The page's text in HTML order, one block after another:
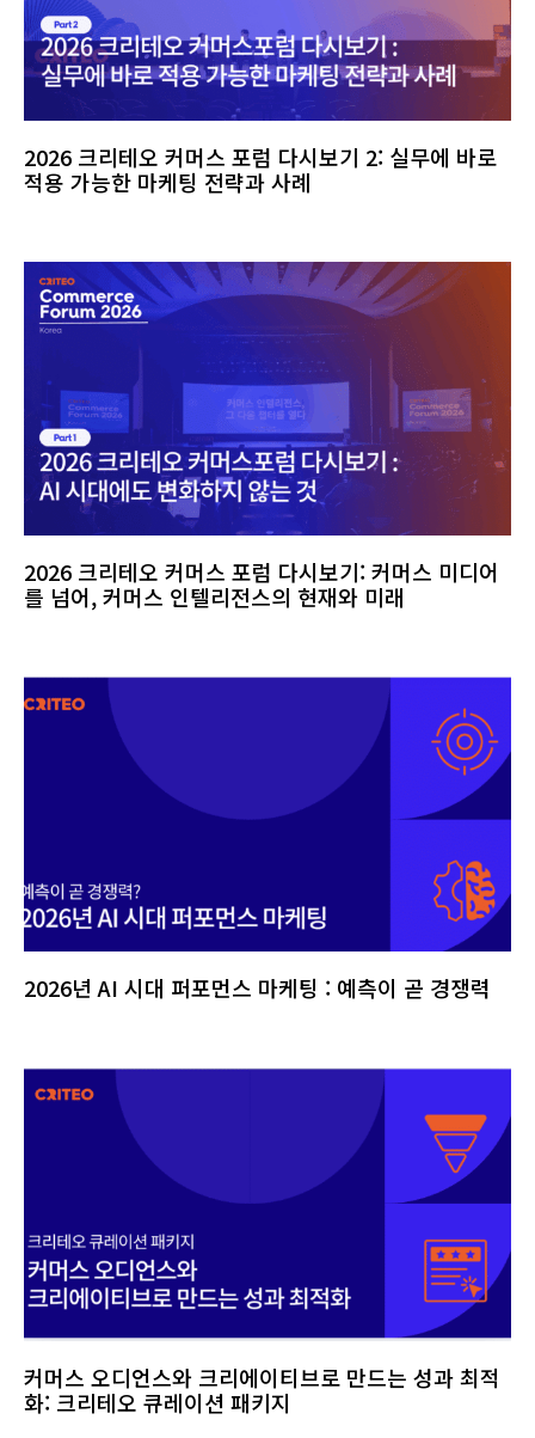
2026 크리테오 커머스 포럼 다시보기 2: 실무에 바로
적용 가능한 마케팅 전략과 사례
2026 크리테오 커머스 포럼 다시보기: 커머스 미디어
를 넘어, 커머스 인텔리전스의 현재와 미래
2026년 AI 시대 퍼포먼스 마케팅 : 예측이 곧 경쟁력
커머스 오디언스와 크리에이티브로 만드는 성과 최적
화: 크리테오 큐레이션 패키지